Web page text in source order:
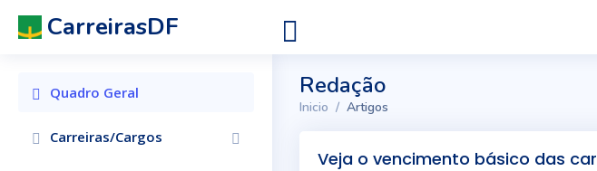
CarreirasDF
Quadro Geral
Carreiras/Cargos
Redação
Inicio Artigos
Veja o vencimento básico das